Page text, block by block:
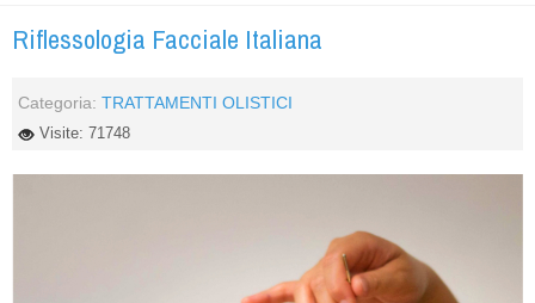
Riflessologia Facciale Italiana
Categoria: TRATTAMENTI OLISTICI
Visite: 71748